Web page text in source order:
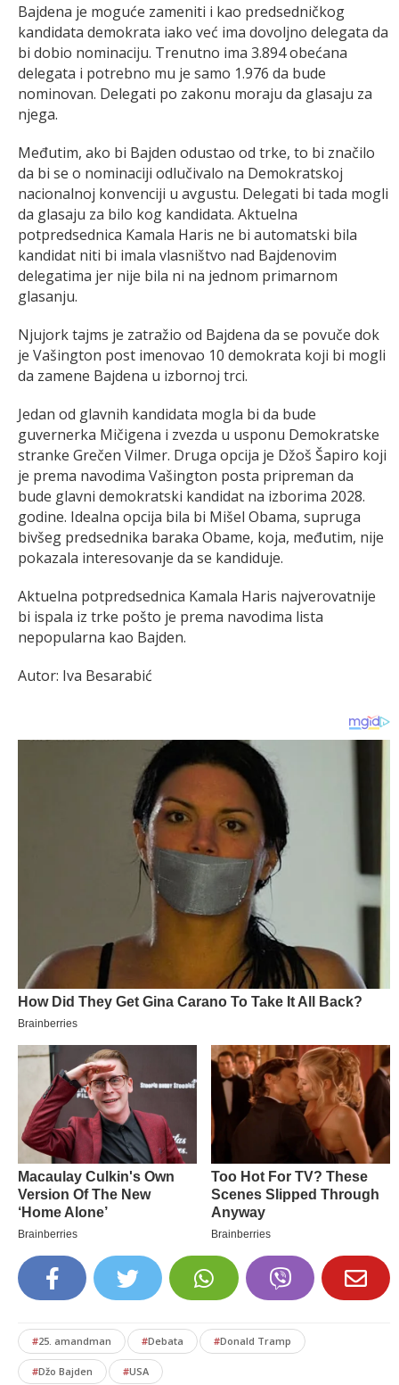
Bajdena je moguće zameniti i kao predsedničkog
kandidata demokrata iako već ima dovoljno delegata da
bi dobio nominaciju. Trenutno ima 3.894 obećana
delegata i potrebno mu je samo 1.976 da bude
nominovan. Delegati po zakonu moraju da glasaju za
njega.
Međutim, ako bi Bajden odustao od trke, to bi značilo
da bi se o nominaciji odlučivalo na Demokratskoj
nacionalnoj konvenciji u avgustu. Delegati bi tada mogli
da glasaju za bilo kog kandidata. Aktuelna
potpredsednica Kamala Haris ne bi automatski bila
kandidat niti bi imala vlasništvo nad Bajdenovim
delegatima jer nije bila ni na jednom primarnom
glasanju.
Njujork tajms je zatražio od Bajdena da se povuče dok
je Vašington post imenovao 10 demokrata koji bi mogli
da zamene Bajdena u izbornoj trci.
Jedan od glavnih kandidata mogla bi da bude
guvernerka Mičigena i zvezda u usponu Demokratske
stranke Grečen Vilmer. Druga opcija je Džoš Šapiro koji
je prema navodima Vašington posta pripreman da
bude glavni demokratski kandidat na izborima 2028.
godine. Idealna opcija bila bi Mišel Obama, supruga
bivšeg predsednika baraka Obame, koja, međutim, nije
pokazala interesovanje da se kandiduje.
Aktuelna potpredsednica Kamala Haris najverovatnije
bi ispala iz trke pošto je prema navodima lista
nepopularna kao Bajden.
Autor: Iva Besarabić
#25. amandman #Debata #Donald Tramp
#Džo Bajden #USA